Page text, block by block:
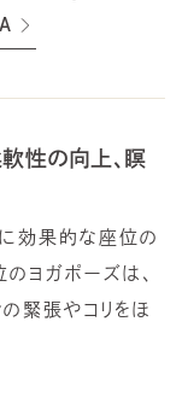
軟性の向上、瞑
効果的な座位の
ヨガポーズは、
緊張やコリをほ